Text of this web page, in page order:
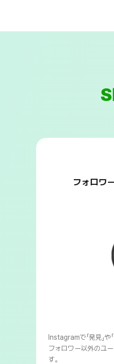
フォロワ
Instagramで「発見」や
フォロワー以外のユ
す。